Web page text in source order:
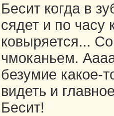
Бесит когда в
сядет и по часу
ковыряется...
чмоканьем.
безумие какое-
видеть и
Бесит!